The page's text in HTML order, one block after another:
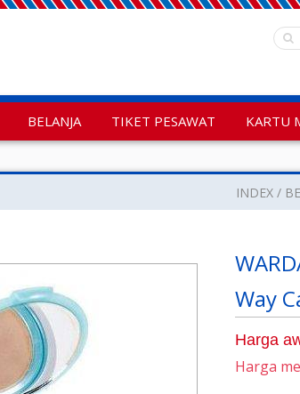
BELANJA TIKET PESAWAT KARTU
INDEX
Way
Harga
Harga